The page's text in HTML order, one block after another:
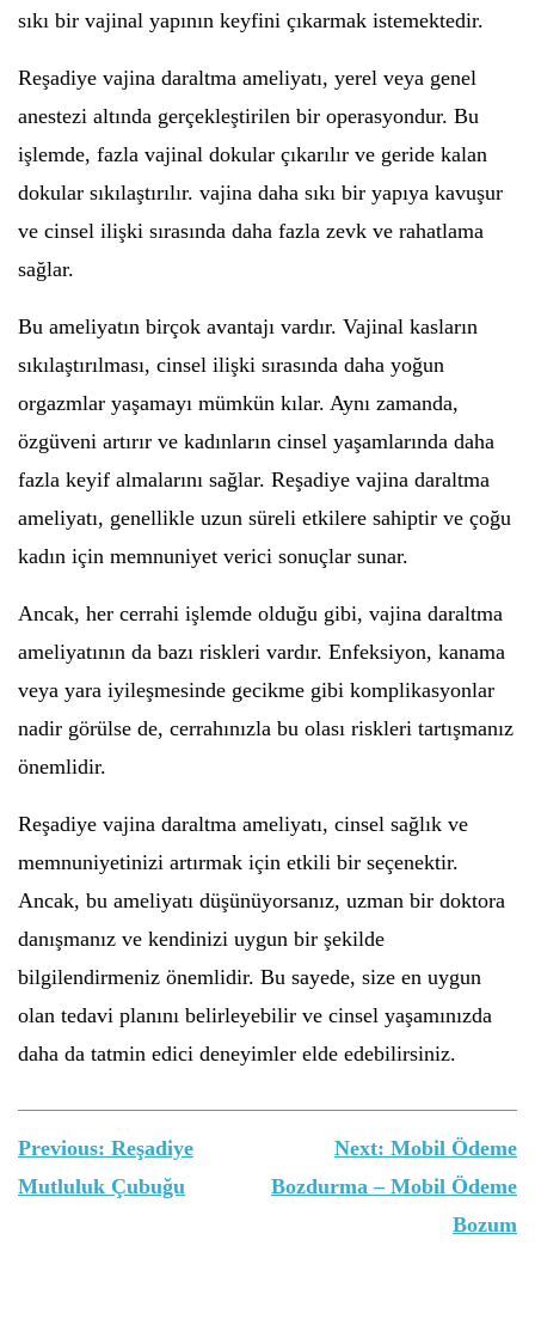
sıkı bir vajinal yapının keyfini çıkarmak istemektedir.
Reşadiye vajina daraltma ameliyatı, yerel veya genel
anestezi altında gerçekleştirilen bir operasyondur. Bu
işlemde, fazla vajinal dokular çıkarılır ve geride kalan
dokular sıkılaştırılır. vajina daha sıkı bir yapıya kavuşur
ve cinsel ilişki sırasında daha fazla zevk ve rahatlama
sağlar.
Bu ameliyatın birçok avantajı vardır. Vajinal kasların
sıkılaştırılması, cinsel ilişki sırasında daha yoğun
orgazmlar yaşamayı mümkün kılar. Aynı zamanda,
özgüveni artırır ve kadınların cinsel yaşamlarında daha
fazla keyif almalarını sağlar. Reşadiye vajina daraltma
ameliyatı, genellikle uzun süreli etkilere sahiptir ve çoğu
kadın için memnuniyet verici sonuçlar sunar.
Ancak, her cerrahi işlemde olduğu gibi, vajina daraltma
ameliyatının da bazı riskleri vardır. Enfeksiyon, kanama
veya yara iyileşmesinde gecikme gibi komplikasyonlar
nadir görülse de, cerrahınızla bu olası riskleri tartışmanız
önemlidir.
Reşadiye vajina daraltma ameliyatı, cinsel sağlık ve
memnuniyetinizi artırmak için etkili bir seçenektir.
Ancak, bu ameliyatı düşünüyorsanız, uzman bir doktora
danışmanız ve kendinizi uygun bir şekilde
bilgilendirmeniz önemlidir. Bu sayede, size en uygun
olan tedavi planını belirleyebilir ve cinsel yaşamınızda
daha da tatmin edici deneyimler elde edebilirsiniz.
Yazı
gezinmesi
Previous: Reşadiye
Mutluluk Çubuğu
Next: Mobil Ödeme
Bozdurma – Mobil Ödeme
Bozum